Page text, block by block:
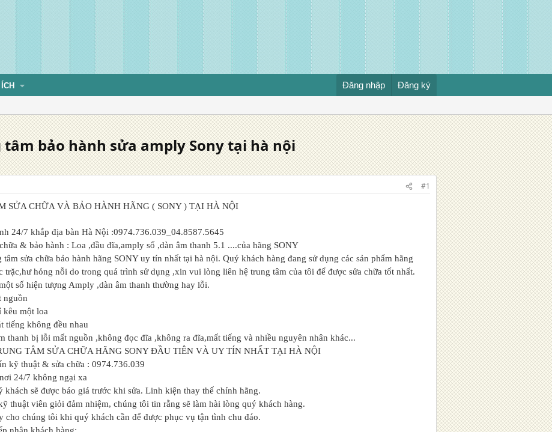
Đăng nhập Đăng ký
tâm bảo hành sửa amply Sony tại hà nội
#1
SỬA CHỮA VÀ BẢO HÀNH HÃNG ( SONY ) TẠI HÀ NỘI
24/7 khắp địa bàn Hà Nội :0974.736.039_04.8587.5645
& bảo hành : Loa ,đầu đĩa,amply số ,dàn âm thanh 5.1 ....của hãng SONY
tâm sửa chữa bảo hành hãng SONY uy tín nhất tại hà nội. Quý khách hàng đang sử dụng các sản phẩm hãng
trặc,hư hỏng nỗi do trong quá trình sử dụng ,xin vui lòng liên hệ trung tâm của tôi để được sửa chữa tốt nhất.
số hiện tượng Amply ,dàn âm thanh thường hay lỗi.
nguồn
một loa
tiếng không đều nhau
thanh bị lỗi mất nguồn ,không đọc đĩa ,không ra đĩa,mất tiếng và nhiều nguyên nhân khác...
TÂM SỬA CHỮA HÃNG SONY ĐẦU TIÊN VÀ UY TÍN NHẤT TẠI HÀ NỘI
kỹ thuật & sửa chữa : 0974.736.039
24/7 không ngại xa
khách sẽ được báo giá trước khi sửa. Linh kiện thay thế chính hãng.
thuật viên giỏi đảm nhiệm, chúng tôi tin rằng sẽ làm hài lòng quý khách hàng.
cho chúng tôi khi quý khách cần để được phục vụ tận tình chu đáo.